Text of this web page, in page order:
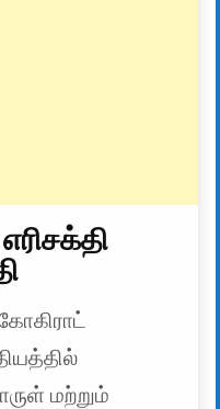
மற்றும்